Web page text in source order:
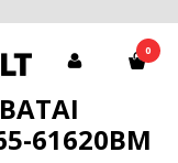
0
61620BM
61620BM